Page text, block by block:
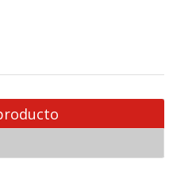
Factory Mitsubishi /
Generator
continuo a la carga